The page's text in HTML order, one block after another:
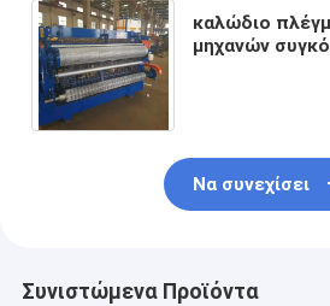
καλώδιο
μηχανών
Να συνεχίσει
Συνιστώμενα Προϊόντα